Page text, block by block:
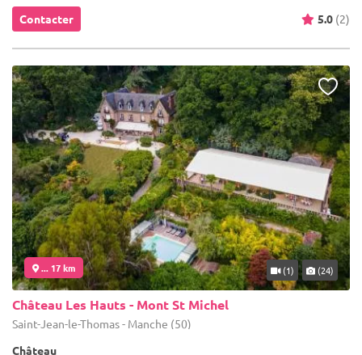
Contacter 5.0 (2)
... 17 km (1) (24)
Château Les Hauts - Mont St Michel
Saint-Jean-le-Thomas - Manche (50)
Château